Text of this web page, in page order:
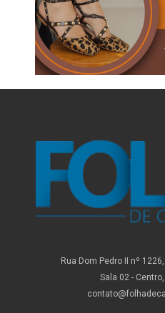
Rua Dom Pedro II nº
Sala 02 -